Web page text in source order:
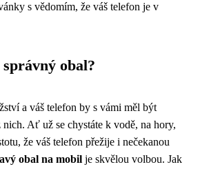
s vědomím, že váš telefon je v
obal?
a váš telefon by s vámi měl být
Ať už se chystáte k vodě, na hory,
že váš telefon přežije i nečekanou
obal na mobil je skvělou volbou. Jak